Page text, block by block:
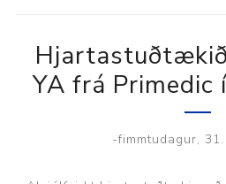
YA frá Primedic
-fimmtudagur,